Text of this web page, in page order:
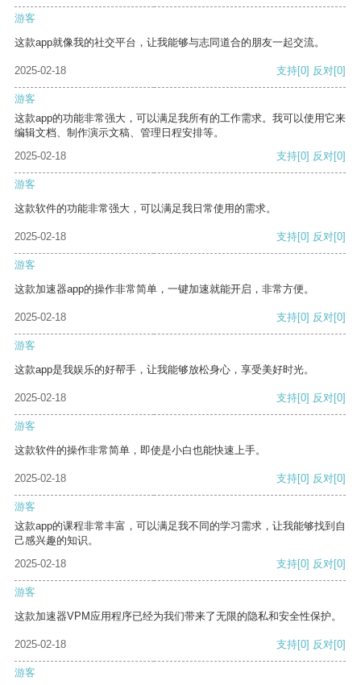
游客
这款app就像我的社交平台，让我能够与志同道合的朋友一起交流。
2025-02-18 支持[0] 反对[0]
游客
这款app的功能非常强大，可以满足我所有的工作需求。我可以使用它来
编辑文档、制作演示文稿、管理日程安排等。
2025-02-18
支持[0] 反对[0]
游客
这款软件的功能非常强大，可以满足我日常使用的需求。
2025-02-18 支持[0] 反对[0]
游客
这款加速器app的操作非常简单，一键加速就能开启，非常方便。
2025-02-18 支持[0] 反对[0]
游客
这款app是我娱乐的好帮手，让我能够放松身心，享受美好时光。
2025-02-18 支持[0] 反对[0]
游客
这款软件的操作非常简单，即使是小白也能快速上手。
2025-02-18 支持[0] 反对[0]
游客
这款app的课程非常丰富，可以满足我不同的学习需求，让我能够找到自
己感兴趣的知识。
2025-02-18
支持[0] 反对[0]
游客
这款加速器VPM应用程序已经为我们带来了无限的隐私和安全性保护。
2025-02-18 支持[0] 反对[0]
游客